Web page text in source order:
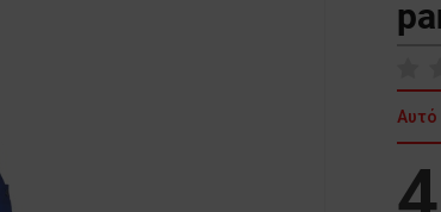
Αυτό